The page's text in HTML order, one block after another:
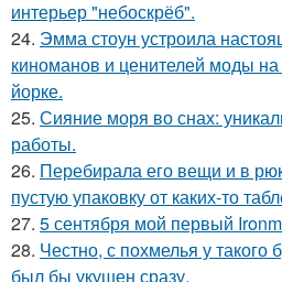
интерьер "небоскрёб".
24. Эмма стоун устроила
киноманов и ценителей моды
йорке.
25. Сияние моря во снах:
работы.
26. Перебирала его вещи и в
пустую упаковку от каких-то
27. 5 сентября мой первый
28. Честно, с похмелья у такого
был бы укушен сразу.